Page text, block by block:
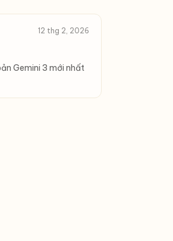
12 thg 2, 2026
Gemini 3 mới nhất